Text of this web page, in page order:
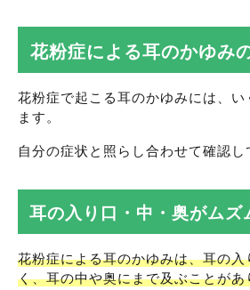
花粉症による耳のかゆみ
花粉症で起こる耳のかゆみには、い
ます。
自分の症状と照らし合わせて確認し
耳の入り口・中・奥がムズ
花粉症による耳のかゆみは、耳の
く、耳の中や奥にまで及ぶことがあ